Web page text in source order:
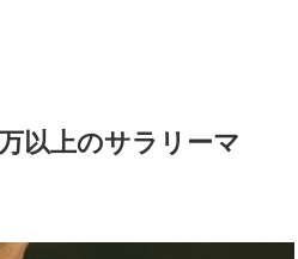
以上のサラリーマ